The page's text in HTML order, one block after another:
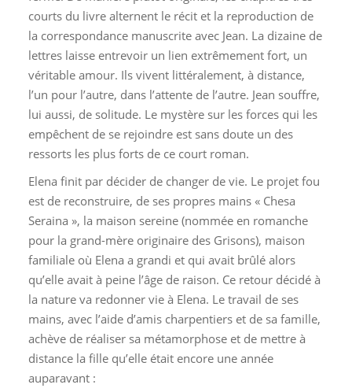
courts du livre alternent le récit et la reproduction de
la correspondance manuscrite avec Jean. La dizaine de
lettres laisse entrevoir un lien extrêmement fort, un
véritable amour. Ils vivent littéralement, à distance,
l’un pour l’autre, dans l’attente de l’autre. Jean souffre,
lui aussi, de solitude. Le mystère sur les forces qui les
empêchent de se rejoindre est sans doute un des
ressorts les plus forts de ce court roman.
Elena finit par décider de changer de vie. Le projet fou
est de reconstruire, de ses propres mains « Chesa
Seraina », la maison sereine (nommée en romanche
pour la grand-mère originaire des Grisons), maison
familiale où Elena a grandi et qui avait brûlé alors
qu’elle avait à peine l’âge de raison. Ce retour décidé à
la nature va redonner vie à Elena. Le travail de ses
mains, avec l’aide d’amis charpentiers et de sa famille,
achève de réaliser sa métamorphose et de mettre à
distance la fille qu’elle était encore une année
auparavant :